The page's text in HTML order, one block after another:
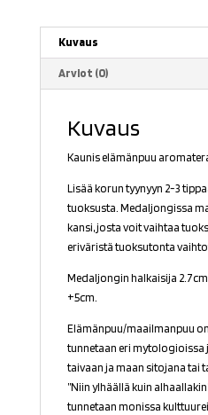
Kuvaus
Arviot (0)
Kuvaus
Kaunis elämänpuu
Lisää korun tyynyyn 2-3
tuoksusta. Medaljongissa
kansi, josta voit vaihtaa
eriväristä tuoksutonta
Medaljongin halkaisija
+5cm.
Elämänpuu/maailmanpuu
tunnetaan eri mytologioissa
taivaan ja maan sitojana tai
”Niin ylhäällä kuin
tunnetaan monissa